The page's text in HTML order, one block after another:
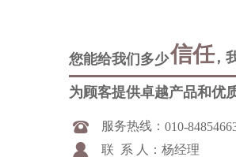
您能给我们多少信任，
为顾客提供卓越产品和优
服务热线：
联  系 人：杨经理
010-